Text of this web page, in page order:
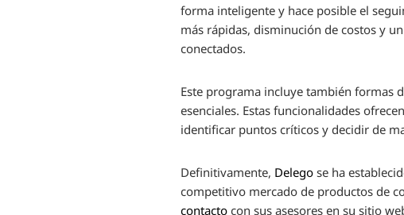
forma inteligente y hace posible el
más rápidas, disminución de costos y
conectados.
Este programa incluye también formas
esenciales. Estas funcionalidades
identificar puntos críticos y decidir de
Definitivamente, Delego se ha
competitivo mercado de productos de
contacto con sus asesores en su sitio